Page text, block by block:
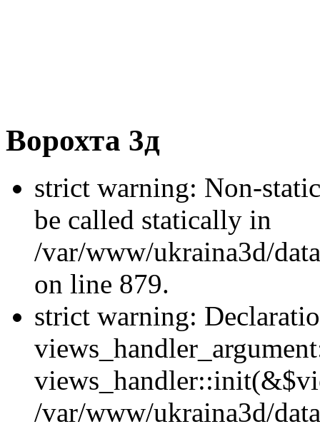
Ворохта 3д
strict warning: Non-
be called statically in
/var/www/ukraina3d/
on line 879.
strict warning:
/var/www/ukraina3d/